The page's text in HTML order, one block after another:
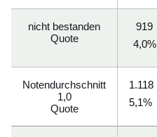
nicht bestanden
Quote
919
4,0%
Notendurchschnitt
1,0
Quote
1.118
5,1%